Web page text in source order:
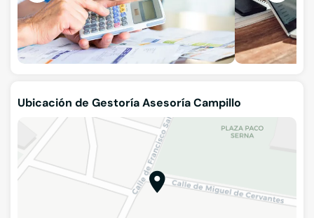
Ubicación de Gestoría Asesoría Campillo